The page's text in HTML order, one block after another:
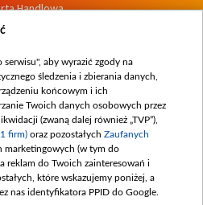
Handlowa
wewnętrznych
aby wyrazić zgody na
śledzenia i zbierania danych,
końcowym i ich
Twoich danych osobowych przez
(zwaną dalej również „TVP”),
firm) oraz pozostałych Zaufanych
marketingowych (w tym do
reklam do Twoich zainteresowań i
które wskazujemy poniżej, a
nas identyfikatora PPID do Google.